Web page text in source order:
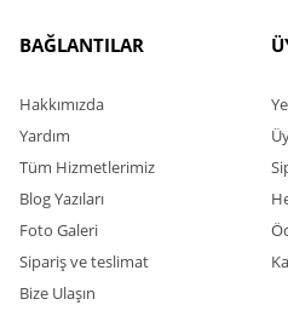
BAĞLANTILAR
Hakkımızda
Yardım
Tüm Hizmetlerimiz
Blog Yazıları
Foto Galeri
Sipariş ve teslimat
Bize Ulaşın